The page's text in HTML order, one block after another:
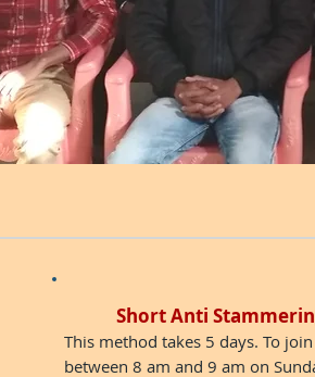
Short Anti
This method takes 5 days. To
between 8 am and 9 am on